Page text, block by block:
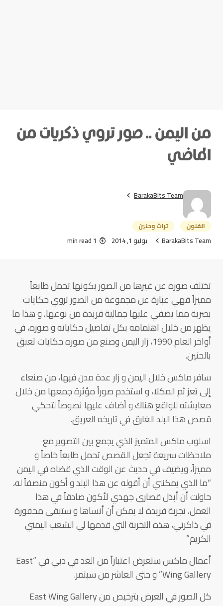
من اليمن .. صور تروي ذكريات من
الماضي
BarakaBits Team
الفنون تراث وحنين
BarakaBits Team يوليو 1, 2014 1 min read
تختلف صوره عن غيرها من الصور بكونها تحمل طابعاً
مميزاً فهي عبارة عن مجموعة من الصور تروي حكايات
بصرية مما يضفي عليها جمالية فريدة من نوعها، و هذا ما
يظهر من خلال اهتمامه بكل تفاصيل حكاياته و صوره، في
أواخر العام 1990، زار اليمن وصنع من صوره حكايات تعبق
بالحنين.
سافر ماكس خلال اليمن و زار عدة مدن فيها، من صنعاء
إلى تعز ثم المكلا، و استخدم صوراً مؤثرة جمعها من خلال
معايشته للواقع هناك و أضاف عليها نصوصاً لتحكي
قصص هذا البلد الغارق في تاريخه العريق.
اسلوب ماكس المتميز الذي يجمع بين التصوير مع
ملاحظات سريعة تجعل القصص تحمل طابعاً خاصاً و
مميزاً، ويضيف في حديث عن الوقت الذي قضاه في اليمن
“ما الذي يمكنني أن أقوله عن هذا البلد و أكون منصفاً له،
حاولت أن أبذل قصارى جهدي لأكون صادقاً في هذا
العمل، تجربة فريدة لا يمكن أن أنساها و ستبقى محفورة
في ذاكرتي، هذه التجربة التي قدمها لي الشعب اليمني
الكريم”
أعمال ماكس ستعرض اعتباراً من الغد في دبي في “East
Wing Gallery” و حتى العاشر من سبتمر.
كل الصور في العرض بترخيص من East Wing Gallery